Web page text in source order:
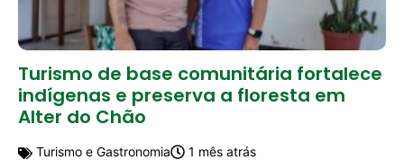
Turismo de base comunitária fortalece
indígenas e preserva a floresta em
Alter do Chão
Turismo e Gastronomia 1 mês atrás